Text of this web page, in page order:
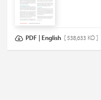
PDF | English [ 538,633 KO ]